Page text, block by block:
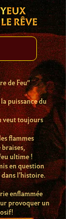
de Feu"
puissance du
veut toujours
flammes
ultime !
en question
l’histoire.
enflammée
provoquer un